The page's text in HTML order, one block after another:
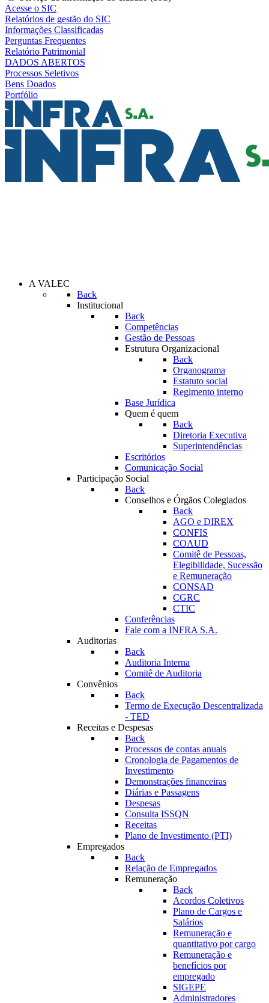
Acesse o SIC
Relatórios de gestão do SIC
Informações Classificadas
Perguntas Frequentes
Relatório Patrimonial
DADOS ABERTOS
Processos Seletivos
Bens Doados
Portfólio
A VALEC
Back
Institucional
Back
Competências
Gestão de Pessoas
Estrutura Organizacional
Back
Organograma
Estatuto social
Regimento interno
Base Jurídica
Quem é quem
Back
Diretoria Executiva
Superintendências
Escritórios
Comunicação Social
Participação Social
Back
Conselhos e Órgãos Colegiados
Back
AGO e DIREX
CONFIS
COAUD
Comitê de Pessoas,
Elegibilidade, Sucessão
e Remuneração
CONSAD
CGRC
CTIC
Conferências
Fale com a INFRA S.A.
Auditorias
Back
Auditoria Interna
Comitê de Auditoria
Convênios
Back
Termo de Execução Descentralizada
- TED
Receitas e Despesas
Back
Processos de contas anuais
Cronologia de Pagamentos de
Investimento
Demonstrações financeiras
Diárias e Passagens
Despesas
Consulta ISSQN
Receitas
Plano de Investimento (PTI)
Empregados
Back
Relação de Empregados
Remuneração
Back
Acordos Coletivos
Plano de Cargos e
Salários
Remuneração e
quantitativo por cargo
Remuneração e
benefícios por
empregado
SIGEPE
Administradores